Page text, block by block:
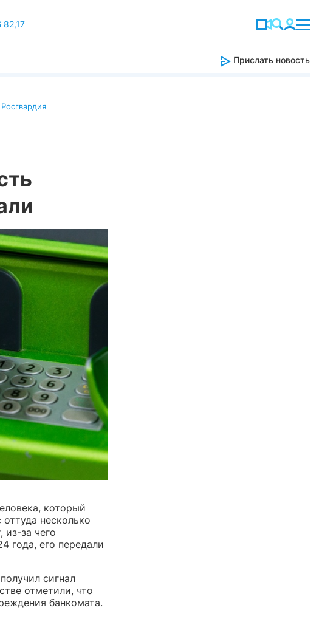
82,17
Прислать новость
Росгвардия
который
несколько
из-за чего
года, его передали
сигнал
отметили, что
банкомата.